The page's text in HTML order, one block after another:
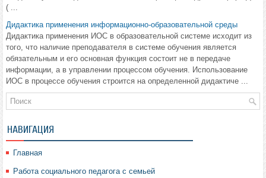
( ...
Дидактика применения информационно-образовательной среды
Дидактика применения ИОС в образовательной системе исходит из
того, что наличие преподавателя в системе обучения является
обязательным и его основная функция состоит не в передаче
информации, а в управлении процессом обучения. Использование
ИОС в процессе обучения строится на определенной дидактиче ...
НАВИГАЦИЯ
Главная
Работа социального педагога с семьей